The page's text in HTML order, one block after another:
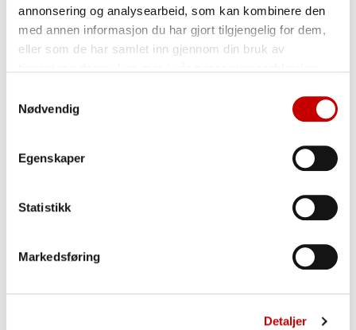
annonsering og analysearbeid, som kan kombinere den
med annen informasjon du har gjort tilgjengelig for dem,
eller som de har samlet inn gjennom din bruk av
Nødvendig
Egenskaper
Statistikk
Markedsføring
Detaljer
Beste ønsker for glade maidager
rekke helgedager som er en fin anledning til servere
noe godt å spise. Vi har plukket ut noen produkter og
inspirasjon til en gledelig mai. Hipp hipp hipp…!
Les mer